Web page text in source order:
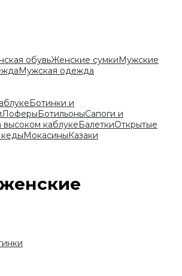
обувьЖенские сумкиМужские
Мужская одежда
Ботинки и
ЛоферыБотильоныСапоги и
высоком каблукеБалеткиОткрытые
кедыМокасиныКазаки